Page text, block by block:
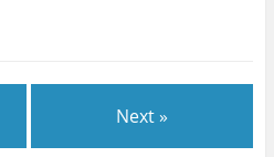
Next »